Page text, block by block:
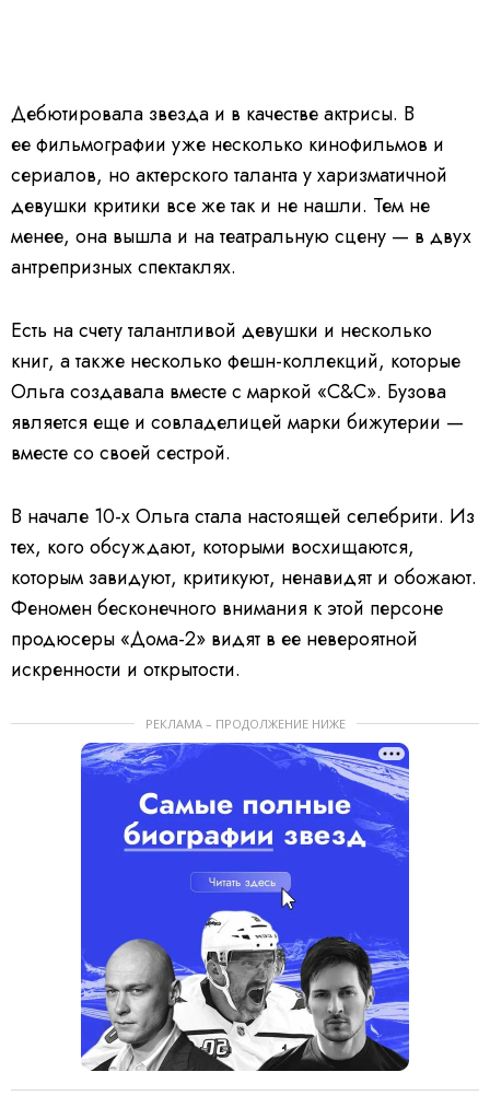
Дебютировала звезда и в качестве актрисы. В
ее фильмографии уже несколько кинофильмов и
сериалов, но актерского таланта у харизматичной
девушки критики все же так и не нашли. Тем не
менее, она вышла и на театральную сцену — в двух
антрепризных спектаклях.
Есть на счету талантливой девушки и несколько
книг, а также несколько фешн-коллекций, которые
Ольга создавала вместе с маркой «C&C». Бузова
является еще и совладелицей марки бижутерии —
вместе со своей сестрой.
В начале 10-х Ольга стала настоящей селебрити. Из
тех, кого обсуждают, которыми восхищаются,
которым завидуют, критикуют, ненавидят и обожают.
Феномен бесконечного внимания к этой персоне
продюсеры «Дома-2» видят в ее невероятной
искренности и открытости.
РЕКЛАМА – ПРОДОЛЖЕНИЕ НИЖЕ